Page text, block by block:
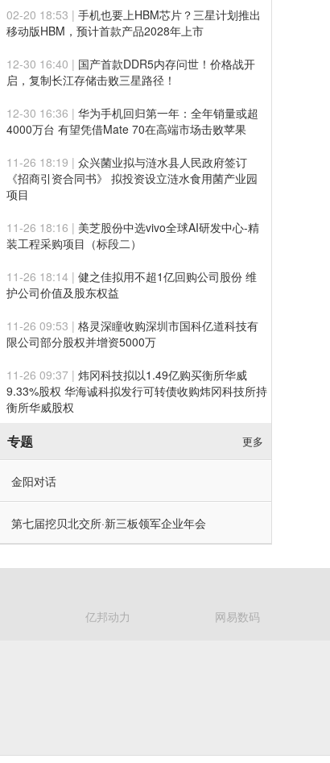
02-20 18:53 | 手机也要上HBM芯片？三星计划推出
移动版HBM，预计首款产品2028年上市
12-30 16:40 | 国产首款DDR5内存问世！价格战开
启，复制长江存储击败三星路径！
12-30 16:36 | 华为手机回归第一年：全年销量或超
4000万台 有望凭借Mate 70在高端市场击败苹果
11-26 18:19 | 众兴菌业拟与涟水县人民政府签订
《招商引资合同书》 拟投资设立涟水食用菌产业园
项目
11-26 18:16 | 美芝股份中选vivo全球AI研发中心-精
装工程采购项目（标段二）
11-26 18:14 | 健之佳拟用不超1亿回购公司股份 维
护公司价值及股东权益
11-26 09:53 | 格灵深瞳收购深圳市国科亿道科技有
限公司部分股权并增资5000万
11-26 09:37 | 炜冈科技拟以1.49亿购买衡所华威
9.33%股权 华海诚科拟发行可转债收购炜冈科技所持
衡所华威股权
专题 更多
金阳对话
第七届挖贝北交所·新三板领军企业年会
亿邦动力 网易数码